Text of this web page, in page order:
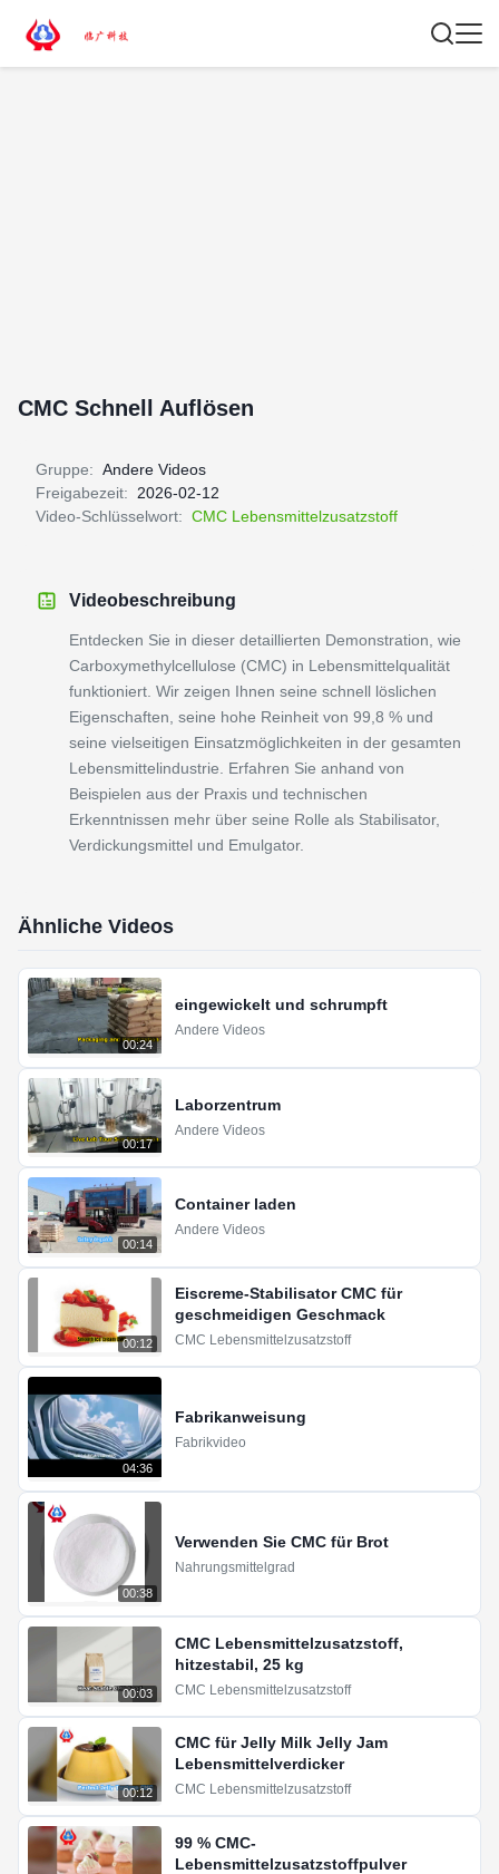
CMC Schnell Auflösen
Gruppe: Andere Videos
Freigabezeit:
2026-02-12
Video-Schlüsselwort: CMC Lebensmittelzusatzstoff
Videobeschreibung
Entdecken Sie in dieser detaillierten Demonstration, wie
Carboxymethylcellulose (CMC) in Lebensmittelqualität
funktioniert. Wir zeigen Ihnen seine schnell löslichen
Eigenschaften, seine hohe Reinheit von 99,8 % und
seine vielseitigen Einsatzmöglichkeiten in der gesamten
Lebensmittelindustrie. Erfahren Sie anhand von
Beispielen aus der Praxis und technischen
Erkenntnissen mehr über seine Rolle als Stabilisator,
Verdickungsmittel und Emulgator.
Ähnliche Videos
00:24
eingewickelt und schrumpft
Andere Videos
00:17
Laborzentrum
Andere Videos
00:14
Container laden
Andere Videos
00:12
Eiscreme-Stabilisator CMC für
geschmeidigen Geschmack
CMC Lebensmittelzusatzstoff
04:36
Fabrikanweisung
Fabrikvideo
00:38
Verwenden Sie CMC für Brot
Nahrungsmittelgrad
00:03
CMC Lebensmittelzusatzstoff,
hitzestabil, 25 kg
CMC Lebensmittelzusatzstoff
00:12
CMC für Jelly Milk Jelly Jam
Lebensmittelverdicker
CMC Lebensmittelzusatzstoff
99 % CMC-
Lebensmittelzusatzstoffpulver